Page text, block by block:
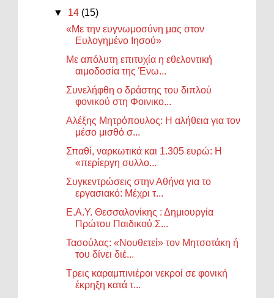
▼ 14 (15)
«Με την ευγνωμοσύνη μας στον
Ευλογημένο Ιησού»
Με απόλυτη επιτυχία η εθελοντική
αιμοδοσία της Ένω...
Συνελήφθη ο δράστης του διπλού
φονικού στη Φοινικο...
Αλέξης Μητρόπουλος: Η αλήθεια για τον
μέσο μισθό σ...
Σπαθί, ναρκωτικά και 1.305 ευρώ: Η
«περίεργη συλλο...
Συγκεντρώσεις στην Αθήνα για το
εργασιακό: Μέχρι τ...
Ε.Α.Υ. Θεσσαλονίκης : Δημιουργία
Πρώτου Παιδικού Σ...
Τασούλας: «Νουθετεί» τον Μητσοτάκη ή
του δίνει διέ...
Τρεις καραμπινιέροι νεκροί σε φονική
έκρηξη κατά τ...